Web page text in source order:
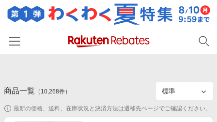
カテゴリー一覧
百貨店・総合ECモール
イベント一覧
商品一覧 （ 10,268件）
最新の価格、送料、在庫状況と決済方法は遷移先ページでご確認ください。